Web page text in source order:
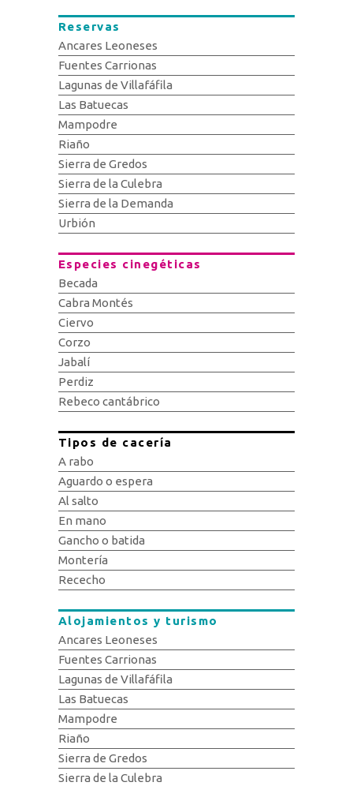
Reservas
Ancares Leoneses
Fuentes Carrionas
Lagunas de Villafáfila
Las Batuecas
Mampodre
Riaño
Sierra de Gredos
Sierra de la Culebra
Sierra de la Demanda
Urbión
Especies cinegéticas
Becada
Cabra Montés
Ciervo
Corzo
Jabalí
Perdiz
Rebeco cantábrico
Tipos de cacería
A rabo
Aguardo o espera
Al salto
En mano
Gancho o batida
Montería
Rececho
Alojamientos y turismo
Ancares Leoneses
Fuentes Carrionas
Lagunas de Villafáfila
Las Batuecas
Mampodre
Riaño
Sierra de Gredos
Sierra de la Culebra